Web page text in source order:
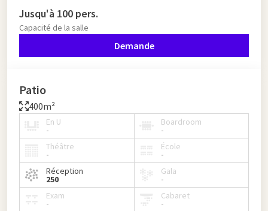
Jusqu'à 100 pers.
Capacité de la salle
Demande
Patio
400m²
En U
-
Boardroom
-
Théâtre
-
École
-
Réception
250
Gala
-
Exam
-
Cabaret
-